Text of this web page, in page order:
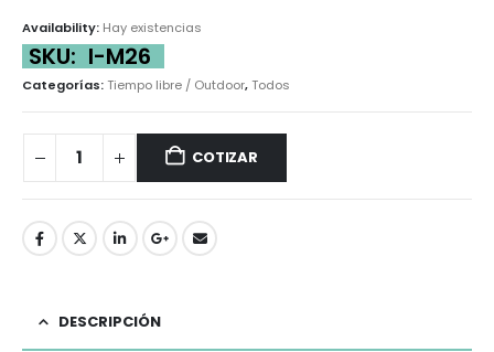
Availability: Hay existencias
SKU: I-M26
Categorías:Tiempo libre / Outdoor,Todos
COTIZAR
DESCRIPCIÓN